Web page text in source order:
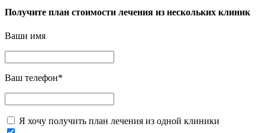
Получите план стоимости лечения из нескольких клиник
Ваши имя
Ваш телефон*
Я хочу получить план лечения из одной клиники